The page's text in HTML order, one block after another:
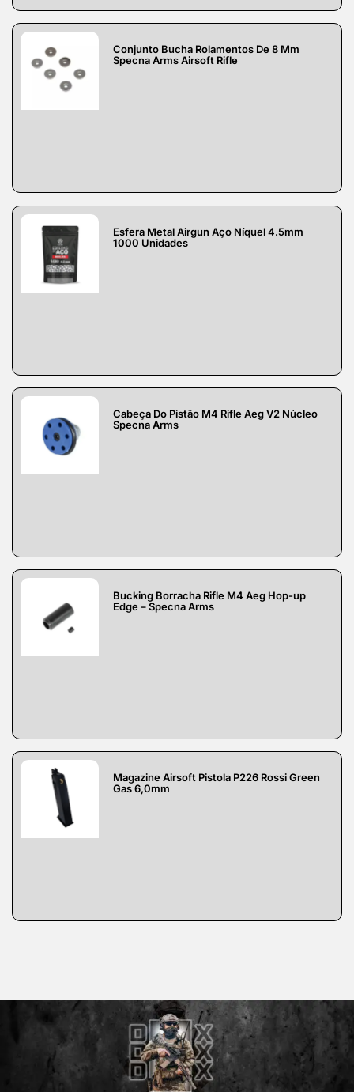
Conjunto Bucha Rolamentos De 8 Mm
Specna Arms Airsoft Rifle
Esfera Metal Airgun Aço Níquel 4.5mm
1000 Unidades
Cabeça Do Pistão M4 Rifle Aeg V2 Núcleo
Specna Arms
Bucking Borracha Rifle M4 Aeg Hop-up
Edge – Specna Arms
Magazine Airsoft Pistola P226 Rossi Green
Gas 6,0mm